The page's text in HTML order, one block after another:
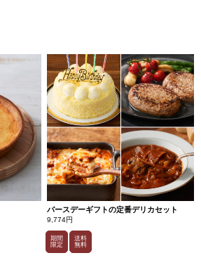
バースデーギフトの定番デリカセット
9,774円
期間
限定
送料
無料